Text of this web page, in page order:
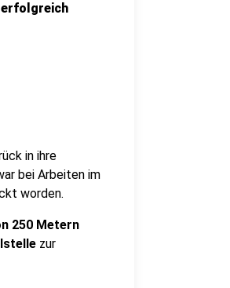
erfolgreich
in ihre
bei Arbeiten im
worden.
250 Metern
zur